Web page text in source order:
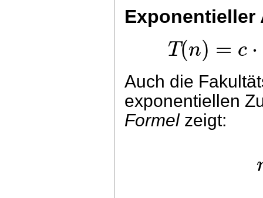
Exponentieller
T(n) = c⋅
Auch die
exponentiellen
Formelzeigt: